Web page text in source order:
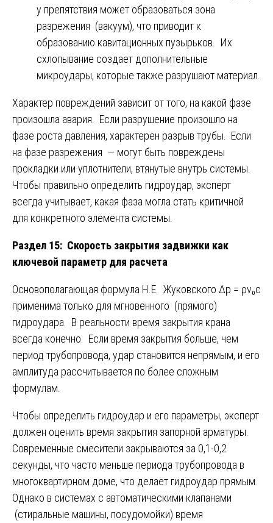
у препятствия может образоваться зона
разрежения (вакуум), что приводит к
образованию кавитационных пузырьков. Их
схлопывание создает дополнительные
микроудары, которые также разрушают материал.
Характер повреждений зависит от того, на какой фазе
произошла авария. Если разрушение произошло на
фазе роста давления, характерен разрыв трубы. Если
на фазе разрежения — могут быть повреждены
прокладки или уплотнители, втянутые внутрь системы.
Чтобы правильно определить гидроудар, эксперт
всегда учитывает, какая фаза могла стать критичной
для конкретного элемента системы.
Раздел 15: Скорость закрытия задвижки как
ключевой параметр для расчета
Основополагающая формула Н.Е. Жуковского Δp = ρv₀c
применима только для мгновенного (прямого)
гидроудара. В реальности время закрытия крана
всегда конечно. Если время закрытия больше, чем
период трубопровода, удар становится непрямым, и его
амплитуда рассчитывается по более сложным
формулам.
Чтобы определить гидроудар и его параметры, эксперт
должен оценить время закрытия запорной арматуры.
Современные смесители закрываются за 0,1-0,2
секунды, что часто меньше периода трубопровода в
многоквартирном доме, что делает гидроудар прямым.
Однако в системах с автоматическими клапанами
(стиральные машины, посудомойки) время